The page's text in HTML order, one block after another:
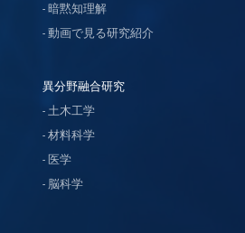
暗黙知理解
動画で見る研究紹介
異分野融合研究
土木工学
材料科学
医学
脳科学